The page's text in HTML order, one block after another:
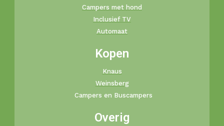
Campers met hond
Inclusief TV
Automaat
Kopen
Knaus
Weinsberg
Campers en Buscampers
Overig